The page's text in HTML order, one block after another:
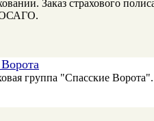
Заказ страхового
ОСАГО.
группа "Спасские